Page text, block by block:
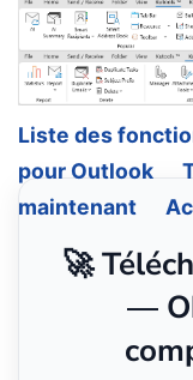
Liste des
pour Outlook
maintenant
🚀
—